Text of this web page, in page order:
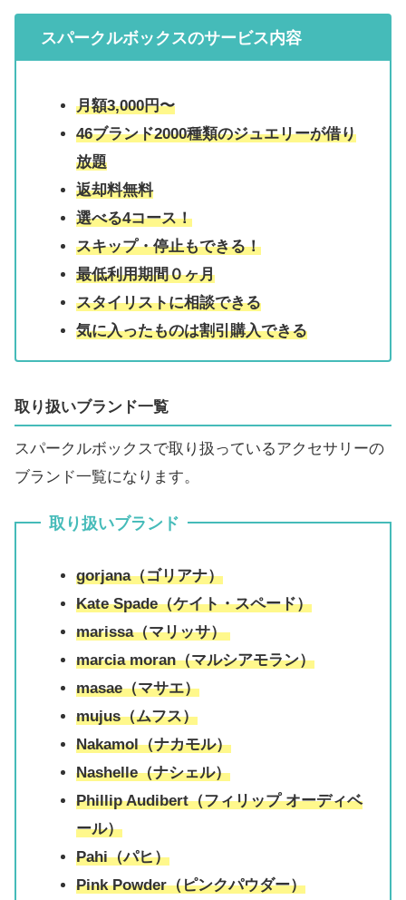
スパークルボックスのサービス内容
月額3,000円〜
46ブランド2000種類のジュエリーが借り
放題
返却料無料
選べる4コース！
スキップ・停止もできる！
最低利用期間０ヶ月
スタイリストに相談できる
気に入ったものは割引購入できる
取り扱いブランド一覧
スパークルボックスで取り扱っているアクセサリーの
ブランド一覧になります。
取り扱いブランド
gorjana（ゴリアナ）
Kate Spade（ケイト・スペード）
marissa（マリッサ）
marcia moran（マルシアモラン）
masae（マサエ）
mujus（ムフス）
Nakamol（ナカモル）
Nashelle（ナシェル）
Phillip Audibert（フィリップ オーディベ
ール）
Pahi（パヒ）
Pink Powder（ピンクパウダー）